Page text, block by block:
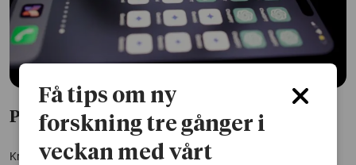
Press bakom studenters val att fuska
Krav från många håll samtidigt kan bidra till att studenter väljer att
Få tips om ny
forskning tre gånger i
veckan med vårt